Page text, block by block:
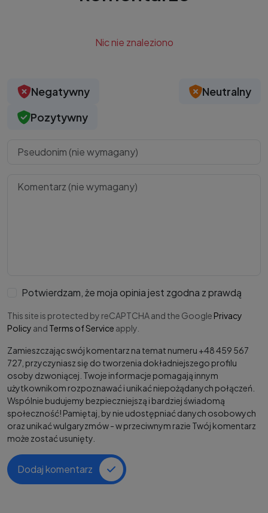
Nic nie znaleziono
Negatywny
Neutralny
Pozytywny
Potwierdzam, że moja opinia jest zgodna z prawdą
This site is protected by reCAPTCHA and the Google Privacy
Policy and Terms of Service apply.
Zamieszczając swój komentarz na temat numeru +48 459 567
727, przyczyniasz się do tworzenia dokładniejszego profilu
osoby dzwoniącej. Twoje informacje pomagają innym
użytkownikom rozpoznawać i unikać niepożądanych połączeń.
Wspólnie budujemy bezpieczniejszą i bardziej świadomą
społeczność! Pamiętaj, by nie udostępniać danych osobowych
oraz unikać wulgaryzmów - w przeciwnym razie Twój komentarz
może zostać usunięty.
Dodaj komentarz